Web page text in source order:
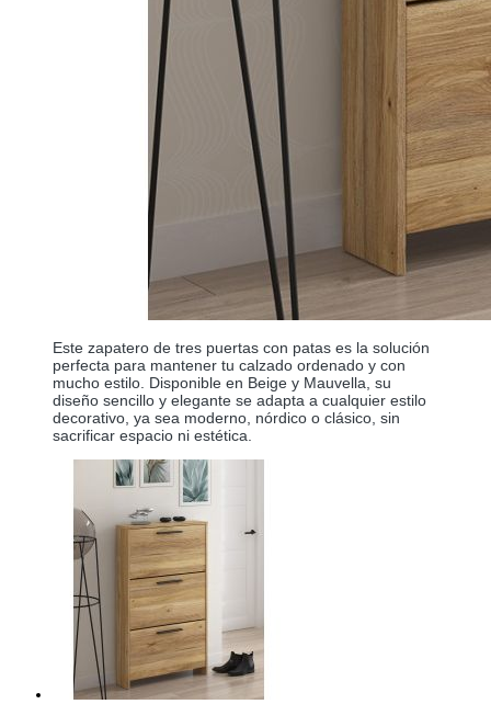
Este zapatero de tres puertas con patas es la solución
perfecta para mantener tu calzado ordenado y con
mucho estilo. Disponible en Beige y Mauvella, su
diseño sencillo y elegante se adapta a cualquier estilo
decorativo, ya sea moderno, nórdico o clásico, sin
sacrificar espacio ni estética.